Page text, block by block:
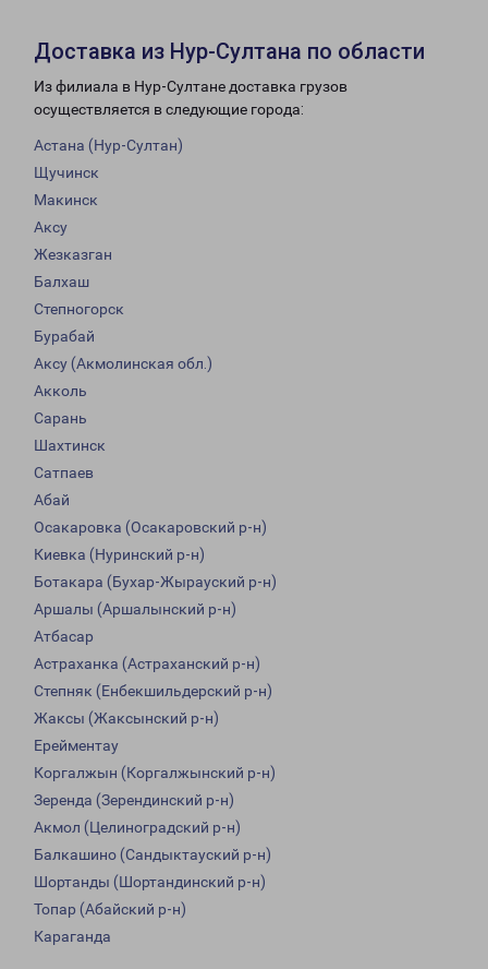
Доставка из Нур-Султана по области
Из филиала в Нур-Султане доставка грузов
осуществляется в следующие города:
Астана (Нур-Султан)
Щучинск
Макинск
Аксу
Жезказган
Балхаш
Степногорск
Бурабай
Аксу (Акмолинская обл.)
Акколь
Сарань
Шахтинск
Сатпаев
Абай
Осакаровка (Осакаровский р-н)
Киевка (Нуринский р-н)
Ботакара (Бухар-Жырауский р-н)
Аршалы (Аршалынский р-н)
Атбасар
Астраханка (Астраханский р-н)
Степняк (Енбекшильдерский р-н)
Жаксы (Жаксынский р-н)
Ерейментау
Коргалжын (Коргалжынский р-н)
Зеренда (Зерендинский р-н)
Акмол (Целиноградский р-н)
Балкашино (Сандыктауский р-н)
Шортанды (Шортандинский р-н)
Топар (Абайский р-н)
Караганда